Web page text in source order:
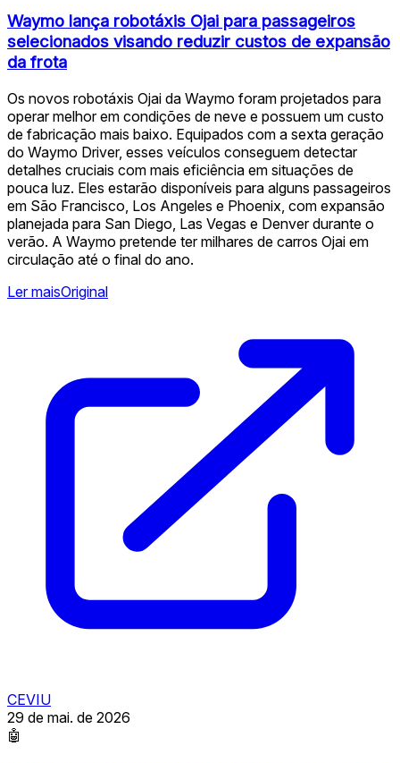
Waymo lança robotáxis Ojai para passageiros
selecionados visando reduzir custos de expansão
da frota
Os novos robotáxis Ojai da Waymo foram projetados para
operar melhor em condições de neve e possuem um custo
de fabricação mais baixo. Equipados com a sexta geração
do Waymo Driver, esses veículos conseguem detectar
detalhes cruciais com mais eficiência em situações de
pouca luz. Eles estarão disponíveis para alguns passageiros
em São Francisco, Los Angeles e Phoenix, com expansão
planejada para San Diego, Las Vegas e Denver durante o
verão. A Waymo pretende ter milhares de carros Ojai em
circulação até o final do ano.
Ler maisOriginal
CEVIU
29 de mai. de 2026
🤖